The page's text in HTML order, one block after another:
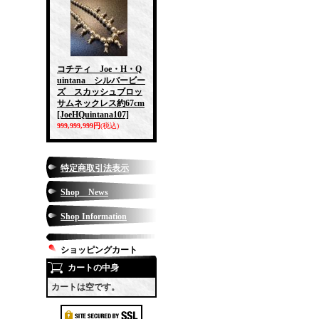
コチティ Joe・H・Q
uintana シルバービー
ズ スカッシュブロッ
サムネックレス約67cm
[JoeHQuintana107]
999,999,999円(税込)
特定商取引法表示
Shop News
Shop Information
ショッピングカート
カートの中身
カートは空です。